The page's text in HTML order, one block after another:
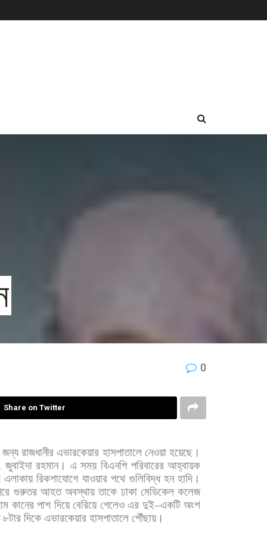
0
Share on Twitter
জন্য রাজধানীর এভারকেয়ার হাসপাতালে নেওয়া হয়েছে।
জুবাইদা রহমান। এ সময় বিএনপি পরিবারের আহ্বায়ক
এলাকায় রিকশাযোগে যাওয়ার পথে গুলিবিদ্ধ হন হাদি।
গুরুতর আহত অবস্থায় তাকে ঢাকা মেডিকেল কলেজ
কানের পাশ দিয়ে বেরিয়ে গেলেও এর দুই–একটি অংশ
৮টার দিকে এভারকেয়ার হাসপাতালে পৌঁছায়।